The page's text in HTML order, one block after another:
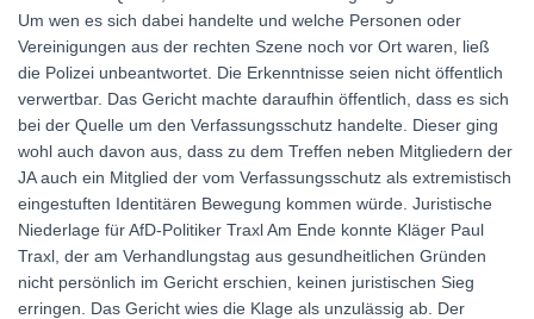
Um wen es sich dabei handelte und welche Personen oder
Vereinigungen aus der rechten Szene noch vor Ort waren, ließ
die Polizei unbeantwortet. Die Erkenntnisse seien nicht öffentlich
verwertbar. Das Gericht machte daraufhin öffentlich, dass es sich
bei der Quelle um den Verfassungsschutz handelte. Dieser ging
wohl auch davon aus, dass zu dem Treffen neben Mitgliedern der
JA auch ein Mitglied der vom Verfassungsschutz als extremistisch
eingestuften Identitären Bewegung kommen würde. Juristische
Niederlage für AfD-Politiker Traxl Am Ende konnte Kläger Paul
Traxl, der am Verhandlungstag aus gesundheitlichen Gründen
nicht persönlich im Gericht erschien, keinen juristischen Sieg
erringen. Das Gericht wies die Klage als unzulässig ab. Der